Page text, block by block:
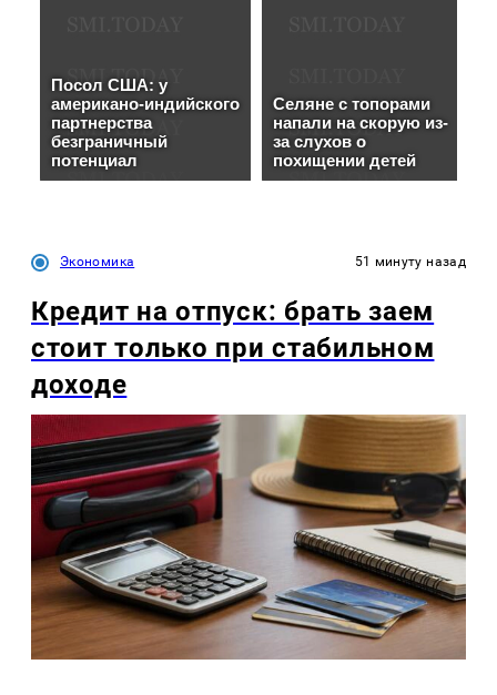
Экономика 51 минуту назад
Кредит на отпуск: брать заем
стоит только при стабильном
доходе